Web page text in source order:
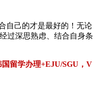
自己的才是最好的！无论
过深思熟虑、结合自身条
留学办理+EJU/SGU，V